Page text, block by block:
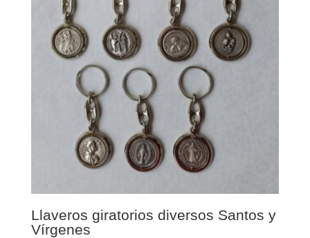
Llaveros giratorios diversos Santos y
Vírgenes